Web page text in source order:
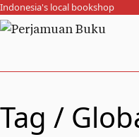
Indonesia's local bookshop
Tag /